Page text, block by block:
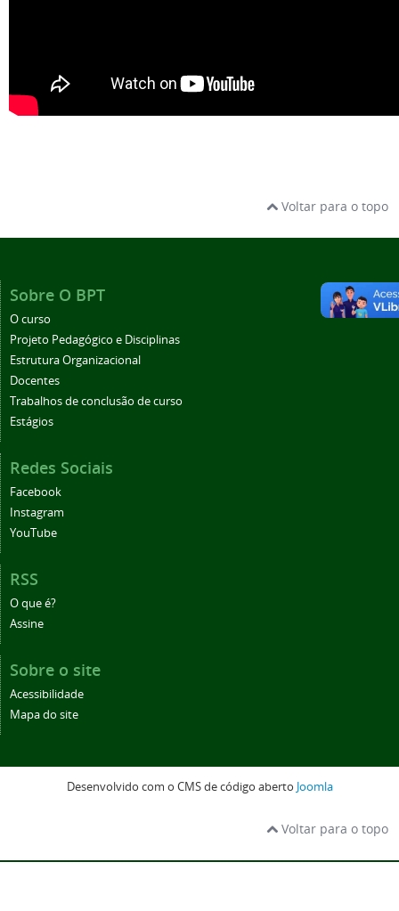
Voltar para o topo
Sobre O BPT
O curso
Projeto Pedagógico e Disciplinas
Estrutura Organizacional
Docentes
Trabalhos de conclusão de curso
Estágios
Redes Sociais
Facebook
Instagram
YouTube
RSS
O que é?
Assine
Sobre o site
Acessibilidade
Mapa do site
Desenvolvido com o CMS de código aberto Joomla
Voltar para o topo